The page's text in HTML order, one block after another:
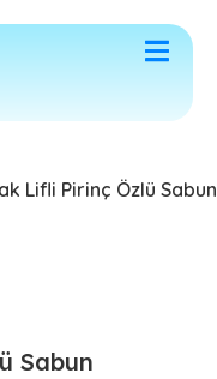
Lifli Pirinç Özlü Sabun
Sabun